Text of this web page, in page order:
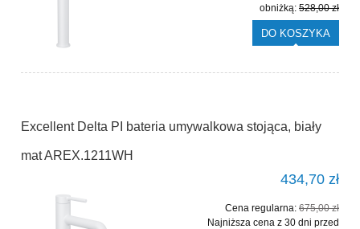
obniżką: 528,00 zł
DO KOSZYKA
Excellent Delta PI bateria umywalkowa stojąca, biały
mat AREX.1211WH
434,70 zł
Cena regularna: 675,00 zł
Najniższa cena z 30 dni przed